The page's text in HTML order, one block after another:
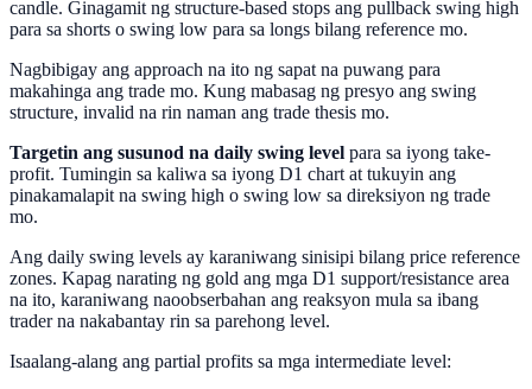
candle. Ginagamit ng structure-based stops ang pullback swing high
para sa shorts o swing low para sa longs bilang reference mo.
Nagbibigay ang approach na ito ng sapat na puwang para
makahinga ang trade mo. Kung mabasag ng presyo ang swing
structure, invalid na rin naman ang trade thesis mo.
Targetin ang susunod na daily swing level para sa iyong take-
profit. Tumingin sa kaliwa sa iyong D1 chart at tukuyin ang
pinakamalapit na swing high o swing low sa direksiyon ng trade
mo.
Ang daily swing levels ay karaniwang sinisipi bilang price reference
zones. Kapag narating ng gold ang mga D1 support/resistance area
na ito, karaniwang naoobserbahan ang reaksyon mula sa ibang
trader na nakabantay rin sa parehong level.
Isaalang-alang ang partial profits sa mga intermediate level: